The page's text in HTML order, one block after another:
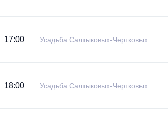
17:00 Усадьба Салтыковых-Чертковых
18:00 Усадьба Салтыковых-Чертковых